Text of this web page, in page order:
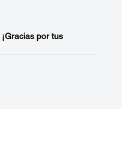
¡Gracias por tus